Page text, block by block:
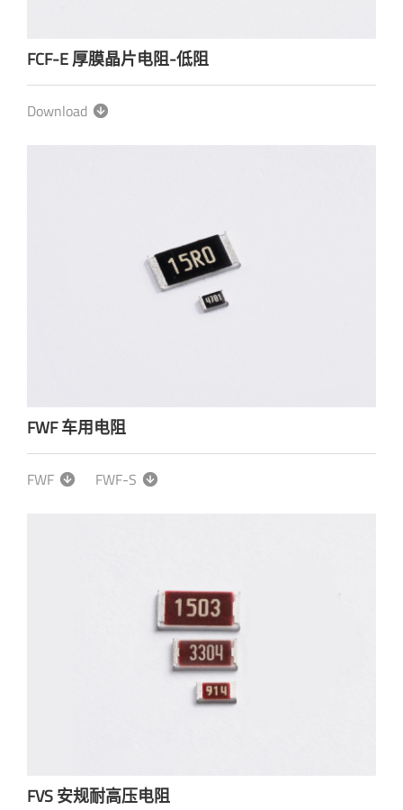
FCF-E 厚膜晶片电阻-低阻
Download
FWF 车用电阻
FWF FWF-S
FVS 安规耐高压电阻